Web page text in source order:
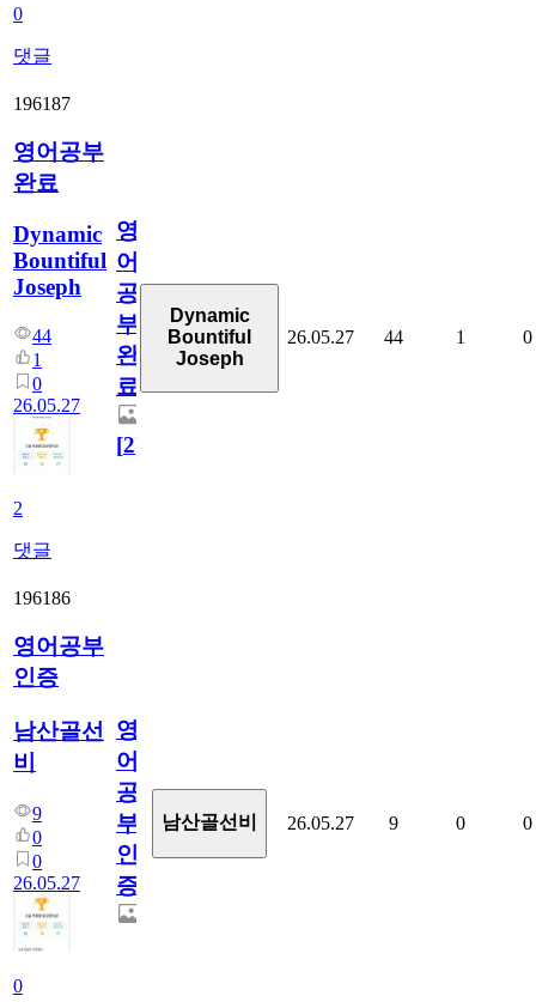
0
댓글
196187
영어공부
완료
Dynamic
Bountiful
Joseph
44
1
0
26.05.27
2
댓글
영
어
공
부
완
료
[2]
Dynamic
Bountiful
Joseph
26.05.27 44 1 0
196186
영어공부
인증
남산골선
비
9
0
0
26.05.27
0
영
어
공
부
인
증
남산골선비 26.05.27 9 0 0